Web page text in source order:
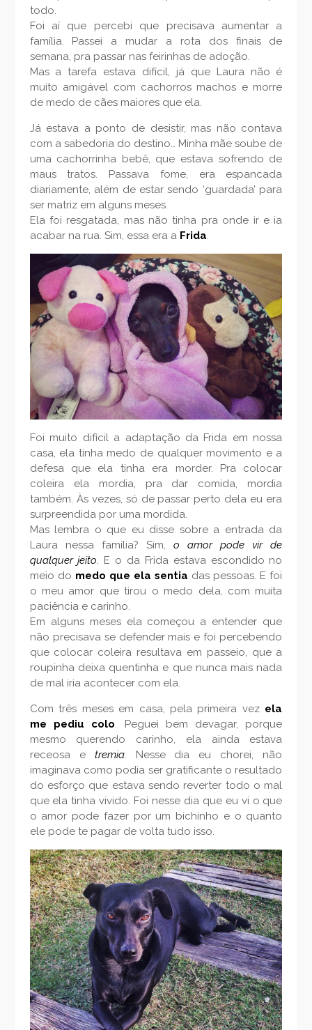
todo.
Foi aí que percebi que precisava aumentar a
família. Passei a mudar a rota dos finais de
semana, pra passar nas feirinhas de adoção.
Mas a tarefa estava difícil, já que Laura não é
muito amigável com cachorros machos e morre
de medo de cães maiores que ela.
Já estava a ponto de desistir, mas não contava
com a sabedoria do destino… Minha mãe soube de
uma cachorrinha bebê, que estava sofrendo de
maus tratos. Passava fome, era espancada
diariamente, além de estar sendo ‘guardada’ para
ser matriz em alguns meses.
Ela foi resgatada, mas não tinha pra onde ir e ia
acabar na rua. Sim, essa era a Frida
Foi muito difícil a adaptação da Frida em nossa
casa, ela tinha medo de qualquer movimento e a
defesa que ela tinha era morder. Pra colocar
coleira ela mordia, pra dar comida, mordia
também. Às vezes, só de passar perto dela eu era
surpreendida por uma mordida.
Mas lembra o que eu disse sobre a entrada da
Laura nessa família? Sim, o amor pode vir de
qualquer jeito. E o da Frida estava escondido no
meio do medo que ela sentia das pessoas. E foi
o meu amor que tirou o medo dela, com muita
paciência e carinho.
Em alguns meses ela começou a entender que
não precisava se defender mais e foi percebendo
que colocar coleira resultava em passeio, que a
roupinha deixa quentinha e que nunca mais nada
de mal iria acontecer com ela.
Com três meses em casa, pela primeira vez ela
me pediu colo. Peguei bem devagar, porque
mesmo querendo carinho, ela ainda estava
receosa e tremia. Nesse dia eu chorei, não
imaginava como podia ser gratificante o resultado
do esforço que estava sendo reverter todo o mal
que ela tinha vivido. Foi nesse dia que eu vi o que
o amor pode fazer por um bichinho e o quanto
ele pode te pagar de volta tudo isso.